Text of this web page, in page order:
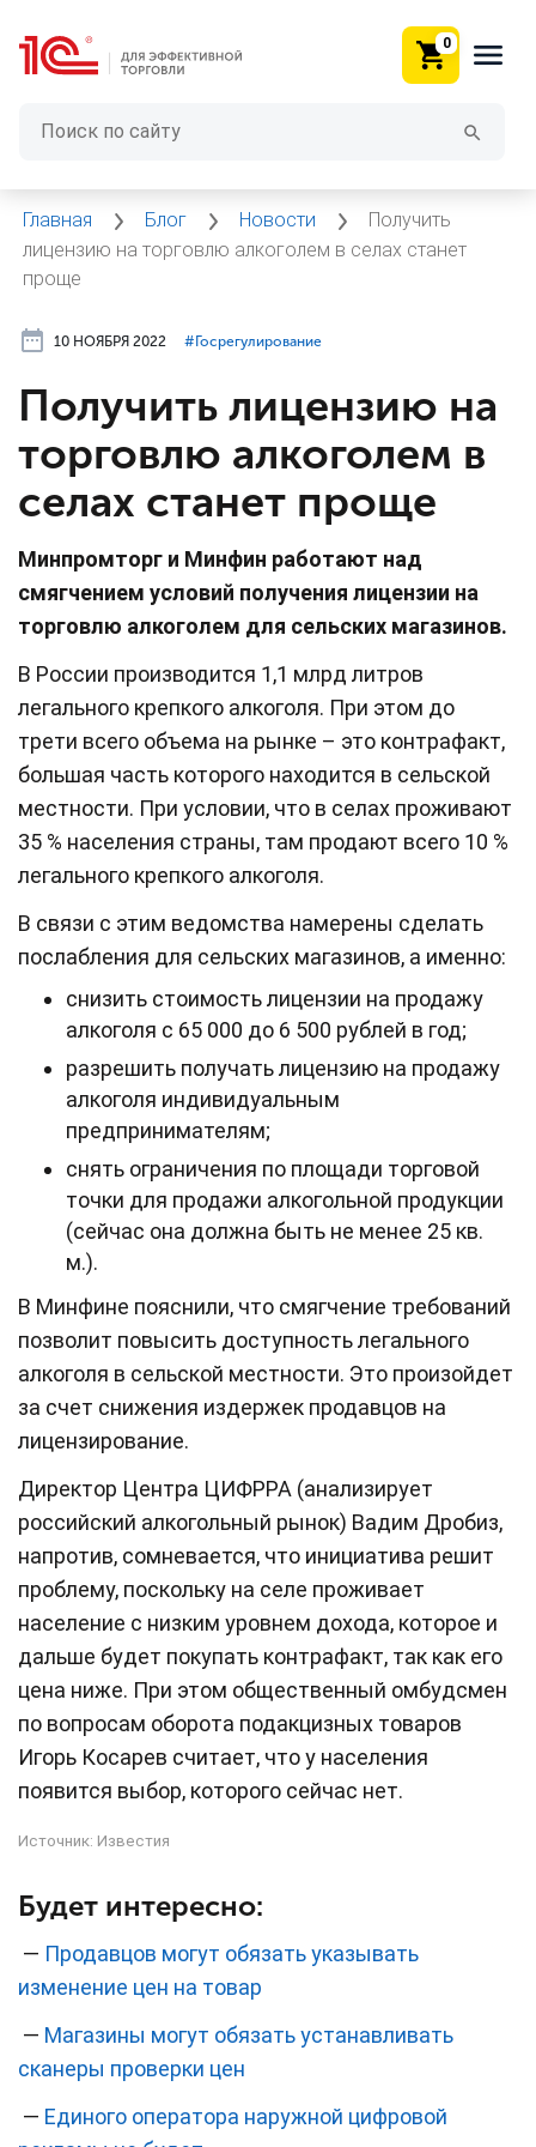
0
Главная Блог Новости
Получить
лицензию на торговлю алкоголем в селах станет
проще
10 НОЯБРЯ 2022 #⁣Госрегулирование
Получить лицензию на
торговлю алкоголем в
селах станет проще
Минпромторг и Минфин работают над
смягчением условий получения лицензии на
торговлю алкоголем для сельских магазинов.
В России производится 1,1 млрд литров
легального крепкого алкоголя. При этом до
трети всего объема на рынке – это контрафакт,
большая часть которого находится в сельской
местности. При условии, что в селах проживают
35 % населения страны, там продают всего 10 %
легального крепкого алкоголя.
В связи с этим ведомства намерены сделать
послабления для сельских магазинов, а именно:
снизить стоимость лицензии на продажу
алкоголя с 65 000 до 6 500 рублей в год;
разрешить получать лицензию на продажу
алкоголя индивидуальным
предпринимателям;
снять ограничения по площади торговой
точки для продажи алкогольной продукции
(сейчас она должна быть не менее 25 кв.
м.).
В Минфине пояснили, что смягчение требований
позволит повысить доступность легального
алкоголя в сельской местности. Это произойдет
за счет снижения издержек продавцов на
лицензирование.
Директор Центра ЦИФРРА (анализирует
российский алкогольный рынок) Вадим Дробиз,
напротив, сомневается, что инициатива решит
проблему, поскольку на селе проживает
население с низким уровнем дохода, которое и
дальше будет покупать контрафакт, так как его
цена ниже. При этом общественный омбудсмен
по вопросам оборота подакцизных товаров
Игорь Косарев считает, что у населения
появится выбор, которого сейчас нет.
Источник: Известия
Будет интересно:
— Продавцов могут обязать указывать
изменение цен на товар
— Магазины могут обязать устанавливать
сканеры проверки цен
— Единого оператора наружной цифровой